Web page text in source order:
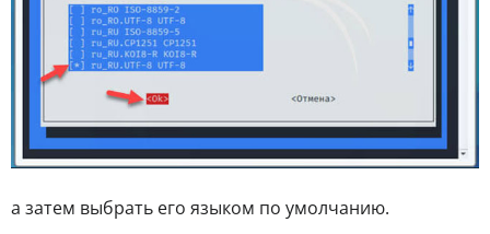
а затем выбрать его языком по умолчанию.